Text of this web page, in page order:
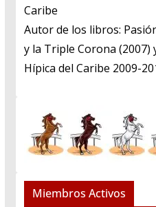
Caribe
​Autor de los libros:
y la Triple Corona (2007)
Hípica del Caribe 2009-
Miembros Activos